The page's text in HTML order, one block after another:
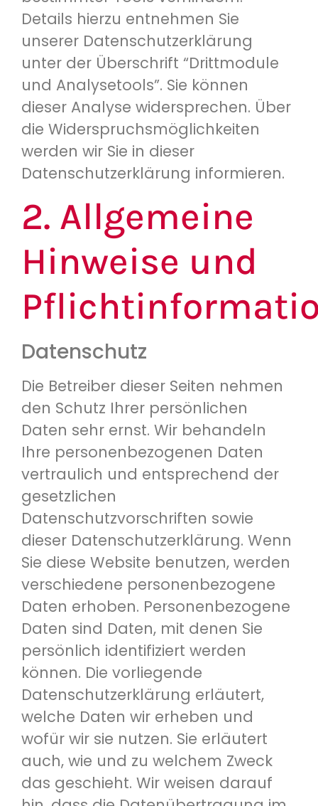
Details hierzu entnehmen Sie
unserer Datenschutzerklärung
unter der Überschrift “Drittmodule
und Analysetools”. Sie können
dieser Analyse widersprechen. Über
die Widerspruchsmöglichkeiten
werden wir Sie in dieser
Datenschutzerklärung informieren.
2. Allgemeine
Hinweise und
Datenschutz
Die Betreiber dieser Seiten nehmen
den Schutz Ihrer persönlichen
Daten sehr ernst. Wir behandeln
Ihre personenbezogenen Daten
vertraulich und entsprechend der
gesetzlichen
Datenschutzvorschriften sowie
dieser Datenschutzerklärung. Wenn
Sie diese Website benutzen, werden
verschiedene personenbezogene
Daten erhoben. Personenbezogene
Daten sind Daten, mit denen Sie
persönlich identifiziert werden
können. Die vorliegende
Datenschutzerklärung erläutert,
welche Daten wir erheben und
wofür wir sie nutzen. Sie erläutert
auch, wie und zu welchem Zweck
das geschieht. Wir weisen darauf